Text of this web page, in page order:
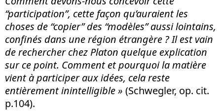
“participation”, cette façon qu’auraient les
choses de “copier”des “modèles”aussi lointains,
confinés dans une région étrangère ? Il est vain
de rechercher chez Platon quelque explication
sur ce point. Comment et pourquoi la matière
vient à participer aux idées, cela reste
entièrement inintelligible » (Schwegler, op. cit.
p.104).